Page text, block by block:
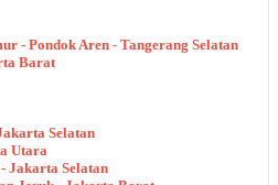
- Pondok Aren - Tangerang Selatan
Barat
Selatan
Utara
Jakarta Selatan